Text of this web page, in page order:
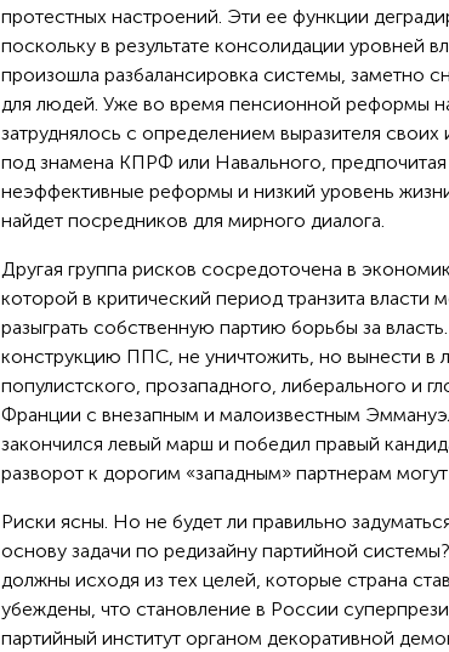
протестных настроений. Эти ее функции
поскольку в результате консолидации уровней
произошла разбалансировка системы, заметно
для людей. Уже во время пенсионной реформы
затруднялось с определением выразителя
под знамена КПРФ или Навального, предпочитая
неэффективные реформы и низкий уровень
найдет посредников для мирного диалога.
Другая группа рисков сосредоточена в
которой в критический период транзита
разыграть собственную партию борьбы за
конструкцию ППС, не уничтожить, но вынести в
популистского, прозападного, либерального и
Франции с внезапным и малоизвестным
закончился левый марш и победил правый
разворот к дорогим «западным» партнерам
Риски ясны. Но не будет ли правильно
основу задачи по редизайну партийной
должны исходя из тех целей, которые страна
убеждены, что становление в России
партийный институт органом декоративной